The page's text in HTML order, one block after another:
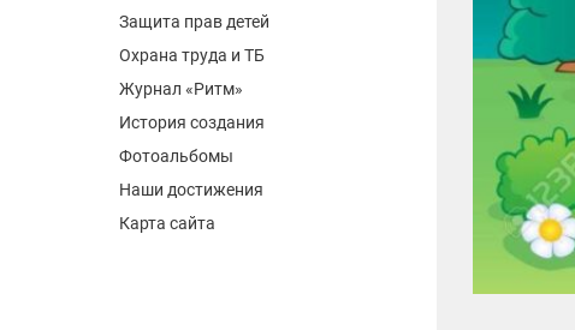
Защита прав детей
Охрана труда и ТБ
Журнал «Ритм»
История создания
Фотоальбомы
Наши достижения
Карта сайта